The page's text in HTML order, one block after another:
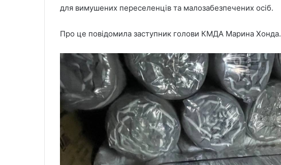
для вимушених переселенців та малозабезпечених осіб.
Про це повідомила заступник голови КМДА Марина Хонда.